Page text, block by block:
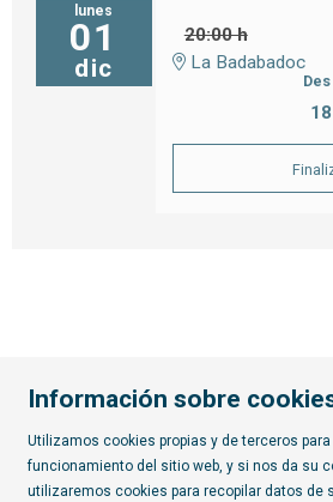
lunes
01
dic
20:00 h
La Badabadoc
Diapositiva 2 de 7
Información sobre
Utilizamos cookies propias y de terceros
funcionamiento del sitio web, y si nos da su
utilizaremos cookies para recopilar datos de